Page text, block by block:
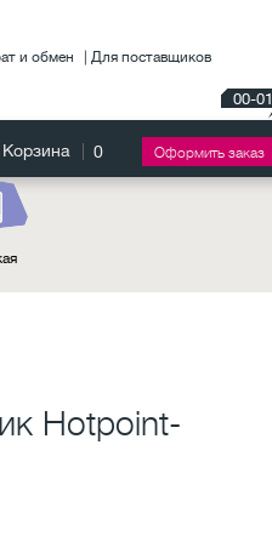
и обмен Для поставщиков
00-01
Корзина 0 Оформить заказ
Hotpoint-